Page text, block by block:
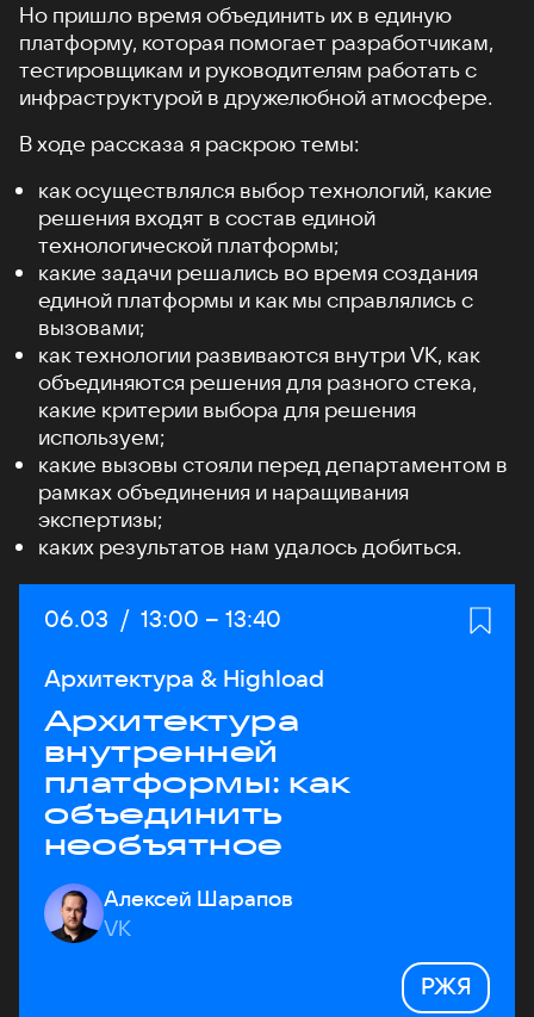
Но пришло время объединить их в единую
платформу, которая помогает разработчикам,
тестировщикам и руководителям работать с
инфраструктурой в дружелюбной атмосфере.
В ходе рассказа я раскрою темы:
как осуществлялся выбор технологий, какие
решения входят в состав единой
технологической платформы;
какие задачи решались во время создания
единой платформы и как мы справлялись с
вызовами;
как технологии развиваются внутри VK, как
объединяются решения для разного стека,
какие критерии выбора для решения
используем;
какие вызовы стояли перед департаментом в
рамках объединения и наращивания
экспертизы;
каких результатов нам удалось добиться.
Дата:
06.03 / Начало:
13:00 – Конец:
13:40
Архитектура & Highload
Архитектура
внутренней
платформы: как
объединить
необъятное
Алексей Шарапов
VK
РЖЯ